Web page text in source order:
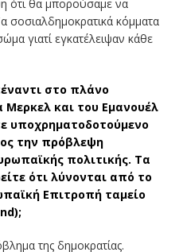
ότι θα μπορούσαμε να
σοσιαλδημοκρατικά κόμματα
γιατί εγκατέλειψαν κάθε
στο πλάνο
και του Εμανουέλ
υποχρηματοδοτούμενο
την πρόβλεψη
πολιτικής. Τα
ότι λύνονται από το
Επιτροπή ταμείο
της δημοκρατίας.